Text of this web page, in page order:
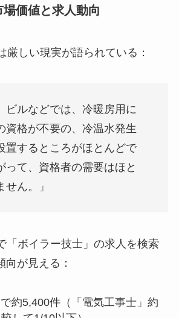
価値と求人動向
厳しい現実が語られている：
ビルなどでは、冷暖房用に
資格が不要の、冷温水発生
置するところがほとんどで
って、資格者の需要はほと
せん。」
「ボイラー技士」の求人を検索
が見える：
約5,400件（「電気工事士」約